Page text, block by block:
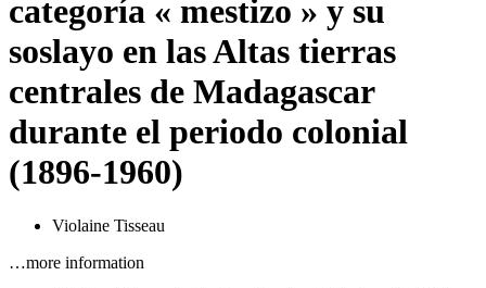
categoría « mestizo » y su
soslayo en las Altas tierras
centrales de Madagascar
durante el periodo colonial
(1896-1960)
Violaine Tisseau
…more information